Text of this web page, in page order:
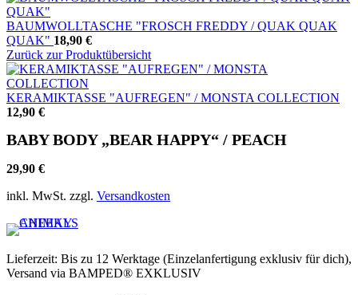
BAUMWOLLTASCHE "FROSCH FREDDY / QUAK QUAK
QUAK" 18,90 €
Zurück zur Produktübersicht
KERAMIKTASSE "AUFREGEN" / MONSTA COLLECTION
12,90 €
BABY BODY „BEAR HAPPY“ / PEACH
29,90 €
inkl. MwSt. zzgl. Versandkosten
Lieferzeit: Bis zu 12 Werktage (Einzelanfertigung exklusiv für dich),
Versand via BAMPED® EXKLUSIV